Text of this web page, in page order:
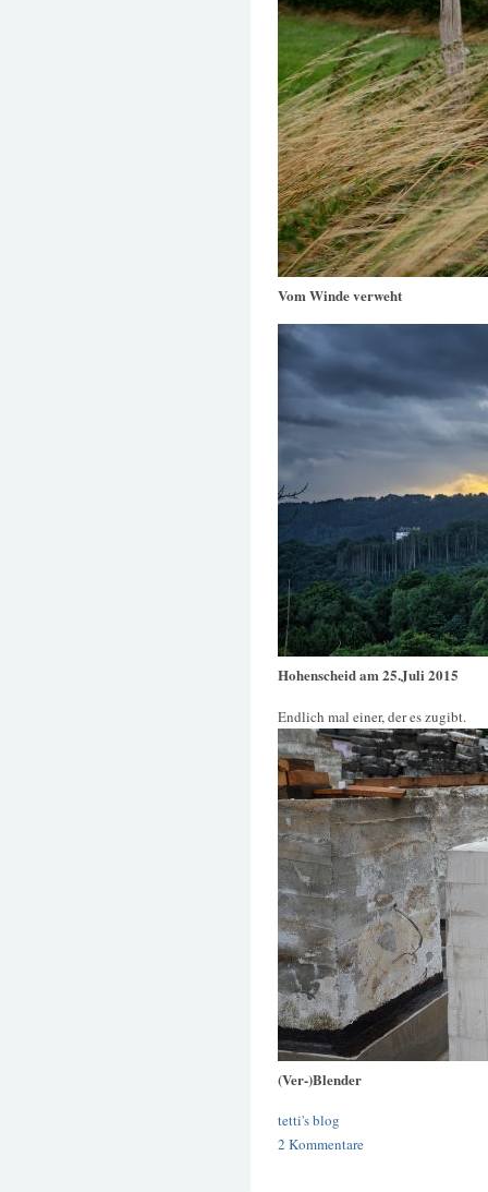
Vom Winde verweht
Hohenscheid am 25.Juli 2015
Endlich mal einer, der es zugibt.
(Ver-)Blender
tetti's blog
2 Kommentare